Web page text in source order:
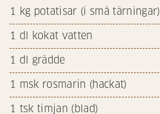
1 kg potatisar (i små tärningar)
1 dl kokat vatten
1 dl grädde
1 msk rosmarin (hackat)
1 tsk timjan (blad)